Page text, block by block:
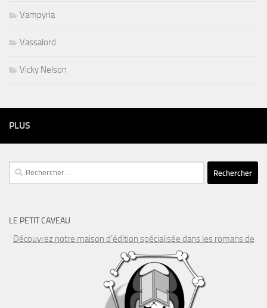
Vampyria
Vassalord
Vicky Nelson
PLUS
Rechercher :
LE PETIT CAVEAU
Découvrez notre maison d’édition spécialisée dans les romans de